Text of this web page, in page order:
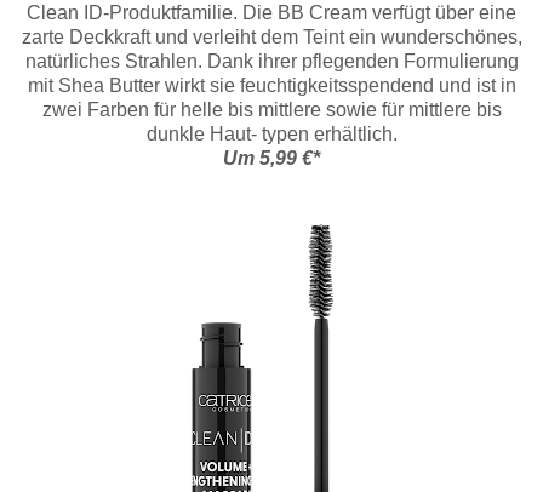
Clean ID-Produktfamilie. Die BB Cream verfügt über eine
zarte Deckkraft und verleiht dem Teint ein wunderschönes,
natürliches Strahlen. Dank ihrer pflegenden Formulierung
mit Shea Butter wirkt sie feuchtigkeitsspendend und ist in
zwei Farben für helle bis mittlere sowie für mittlere bis
dunkle Haut- typen erhältlich.
Um 5,99 €*